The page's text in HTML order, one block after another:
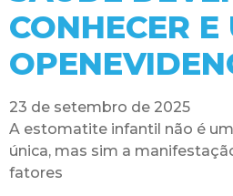
CONHECER
23 de setembro de 2025
A estomatite infantil não é
única, mas sim a
fatores